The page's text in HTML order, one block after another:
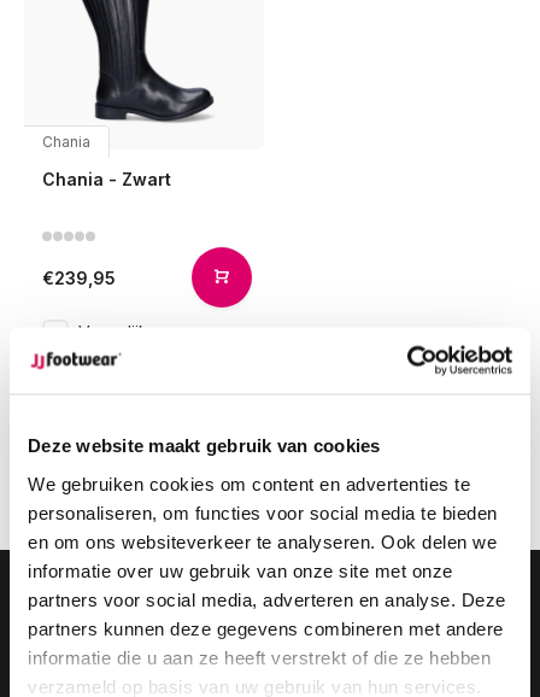
Deze website maakt gebruik van cookies
We gebruiken cookies om content en advertenties te
personaliseren, om functies voor social media te bieden
en om ons websiteverkeer te analyseren. Ook delen we
informatie over uw gebruik van onze site met onze
partners voor social media, adverteren en analyse. Deze
partners kunnen deze gegevens combineren met andere
informatie die u aan ze heeft verstrekt of die ze hebben
verzameld op basis van uw gebruik van hun services.
Chania
Chania - Zwart
€239,95
Vergelijk
Pagina 1 van 1
1
Stay up to date
Abonneer je op onze nieuwsbrief om op de hoogte te
blijven.